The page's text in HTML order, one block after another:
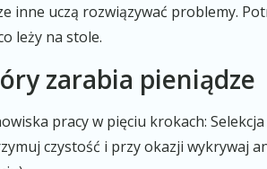
inne uczą rozwiązywać problemy.
leży na stole.
zarabia pieniądze
pracy w pięciu krokach:
czystość i przy okazji wykrywaj